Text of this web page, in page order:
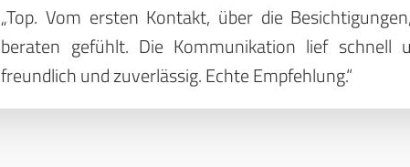
„Top. Vom ersten Kontakt, über die
beraten gefühlt. Die Kommunikation lief
freundlich und zuverlässig. Echte Empfehlung.“